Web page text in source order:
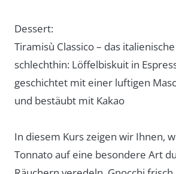
Dessert:
Tiramisù Classico – das
schlechthin: Löffelbiskuit in
geschichtet mit einer luftigen
und bestäubt mit Kakao
In diesem Kurs zeigen wir Ihnen,
Tonnato auf eine besondere Art